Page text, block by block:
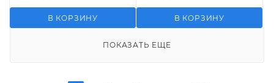
В КОРЗИНУ В КОРЗИНУ
ПОКАЗАТЬ ЕЩЕ